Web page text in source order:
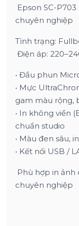
Epson SC-
chuyên nghiệp
Tình trạng:
Điện áp:
• Đầu phun
• Mực
gam màu rộng,
• In không viền
chuẩn studio
• Màu đen sâu,
• Kết nối USB /
Phù hợp in ảnh
chuyên nghiệp